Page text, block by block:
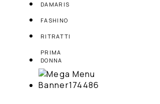
DAMARIS
FASHINO
RITRATTI
PRIMA
DONNA